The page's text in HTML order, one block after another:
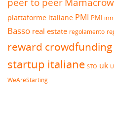
peer to peer
piattaforme italiane PMI PMI
Basso real estate regolamento
reward crowdfunding
startup italiane STO uk
WeAreStarting